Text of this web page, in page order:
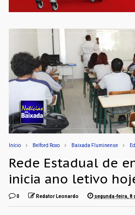
Início Belford Roxo Baixada Fluminense
Rede Estadual de
inicia ano letivo
0 Redator Leonardo segunda-feira, 8